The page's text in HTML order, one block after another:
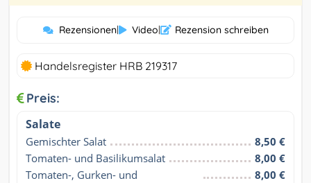
Rezensionen| Video| Rezension schreiben
Handelsregister HRB 219317
Preis:
Salate
Gemischter Salat
8,50 €
Tomaten- und Basilikumsalat
8,00 €
Tomaten-, Gurken- und
8,00 €